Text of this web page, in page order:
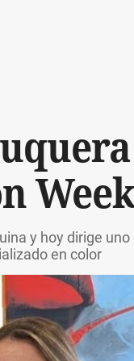
y hoy dirige
en color